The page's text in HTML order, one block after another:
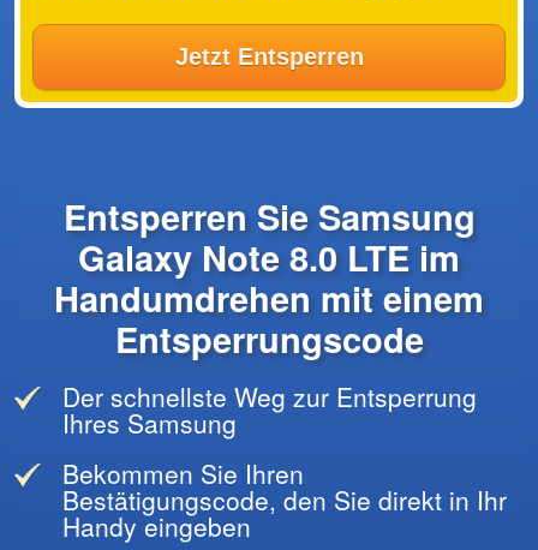
Jetzt Entsperren
Entsperren Sie Samsung
Galaxy Note 8.0 LTE im
Handumdrehen mit einem
Entsperrungscode
Der schnellste Weg zur Entsperrung
Ihres Samsung
Bekommen Sie Ihren
Bestätigungscode, den Sie direkt in Ihr
Handy eingeben